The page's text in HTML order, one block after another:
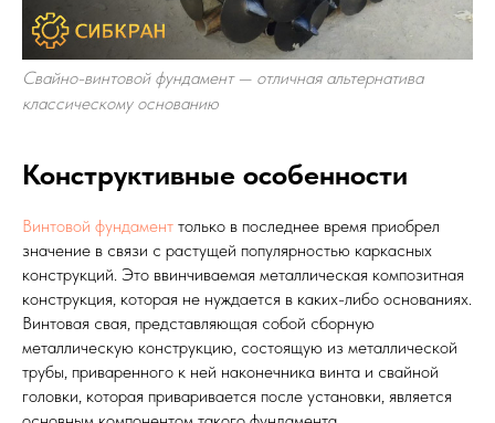
Свайно-винтовой фундамент — отличная альтернатива
классическому основанию
Конструктивные особенности
Винтовой фундамент только в последнее время приобрел
значение в связи с растущей популярностью каркасных
конструкций. Это ввинчиваемая металлическая композитная
конструкция, которая не нуждается в каких-либо основаниях.
Винтовая свая, представляющая собой сборную
металлическую конструкцию, состоящую из металлической
трубы, приваренного к ней наконечника винта и свайной
головки, которая приваривается после установки, является